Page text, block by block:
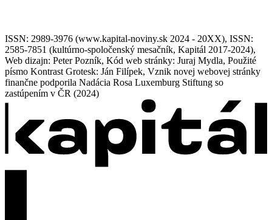
ISSN: 2989-3976 (www.kapital-noviny.sk 2024 - 20XX), ISSN:
2585-7851 (kultúrno-spoločenský mesačník, Kapitál 2017-2024),
Web dizajn: Peter Pozník, Kód web stránky: Juraj Mydla, Použité
písmo Kontrast Grotesk: Ján Filípek, Vznik novej webovej stránky
finančne podporila Nadácia Rosa Luxemburg Stiftung so
zastúpením v ČR (2024)